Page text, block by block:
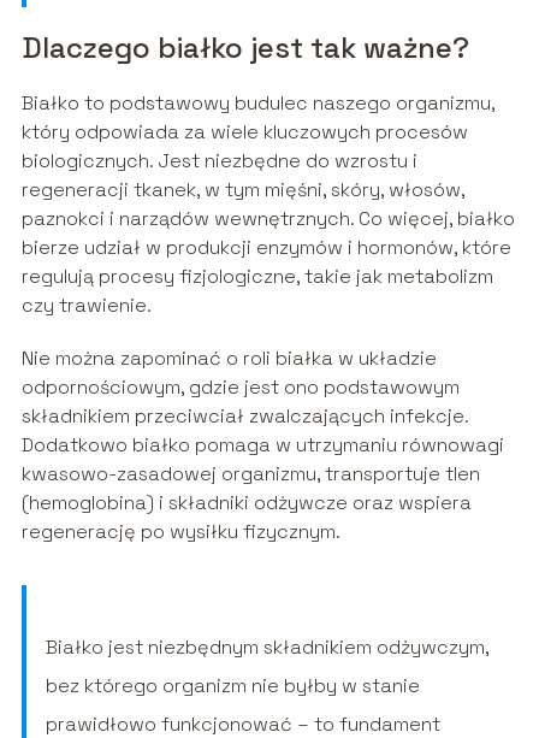
Dlaczego białko jest tak ważne?
Białko to podstawowy budulec naszego organizmu,
który odpowiada za wiele kluczowych procesów
biologicznych. Jest niezbędne do wzrostu i
regeneracji tkanek, w tym mięśni, skóry, włosów,
paznokci i narządów wewnętrznych. Co więcej, białko
bierze udział w produkcji enzymów i hormonów, które
regulują procesy fizjologiczne, takie jak metabolizm
czy trawienie.
Nie można zapominać o roli białka w układzie
odpornościowym, gdzie jest ono podstawowym
składnikiem przeciwciał zwalczających infekcje.
Dodatkowo białko pomaga w utrzymaniu równowagi
kwasowo-zasadowej organizmu, transportuje tlen
(hemoglobina) i składniki odżywcze oraz wspiera
regenerację po wysiłku fizycznym.
Białko jest niezbędnym składnikiem odżywczym,
bez którego organizm nie byłby w stanie
prawidłowo funkcjonować – to fundament